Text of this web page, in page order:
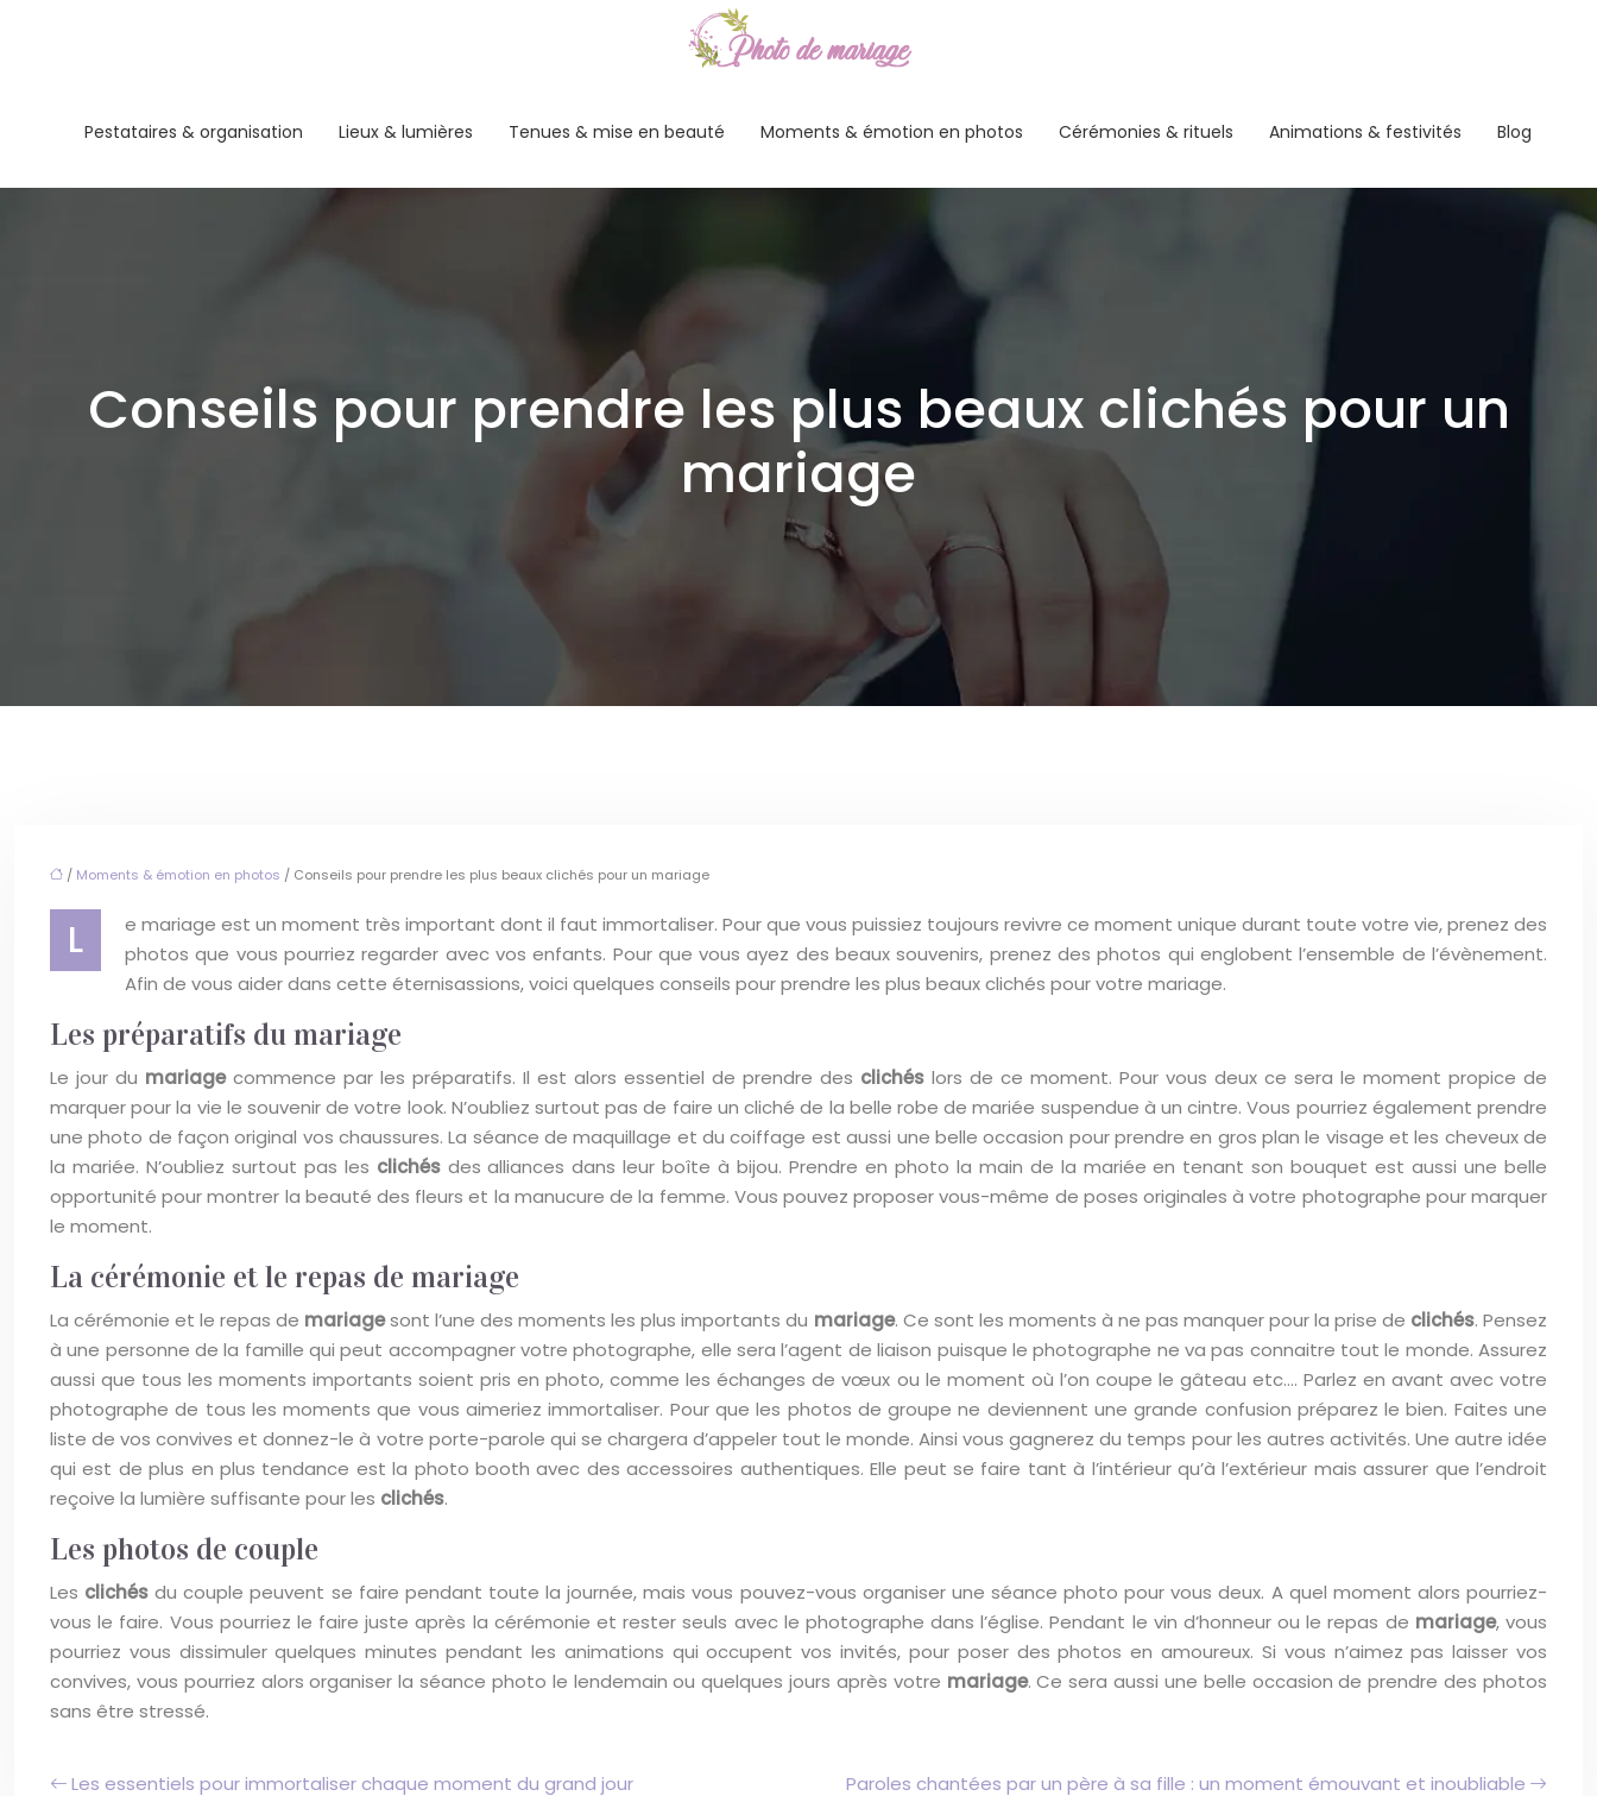
Pestataires & organisation Lieux & lumières Tenues & mise en beauté Moments & émotion en photos Cérémonies & rituels Animations & festivités Blog
Conseils pour prendre les plus beaux clichés pour un
mariage
/ Moments & émotion en photos / Conseils pour prendre les plus beaux clichés pour un mariage
L
e mariage est un moment très important dont il faut immortaliser. Pour que vous puissiez toujours revivre ce moment unique durant toute votre vie, prenez des
photos que vous pourriez regarder avec vos enfants. Pour que vous ayez des beaux souvenirs, prenez des photos qui englobent l’ensemble de l’évènement.
Afin de vous aider dans cette éternisassions, voici quelques conseils pour prendre les plus beaux clichés pour votre mariage.
Les préparatifs du mariage
Le jour du mariagecommence par les préparatifs. Il est alors essentiel de prendre des clichés lors de ce moment. Pour vous deux ce sera le moment propice de
marquer pour la vie le souvenir de votre look. N’oubliez surtout pas de faire un cliché de la belle robe de mariée suspendue à un cintre. Vous pourriez également prendre
une photo de façon original vos chaussures. La séance de maquillage et du coiffage est aussi une belle occasion pour prendre en gros plan le visage et les cheveux de
la mariée. N’oubliez surtout pas les clichésdes alliances dans leur boîte à bijou. Prendre en photo la main de la mariée en tenant son bouquet est aussi une belle
opportunité pour montrer la beauté des fleurs et la manucure de la femme. Vous pouvez proposer vous-même de poses originales à votre photographe pour marquer
le moment.
La cérémonie et le repas de mariage
La cérémonie et le repas de mariagesont l’une des moments les plus importants du mariage. Ce sont les moments à ne pas manquer pour la prise de clichés. Pensez
à une personne de la famille qui peut accompagner votre photographe, elle sera l’agent de liaison puisque le photographe ne va pas connaitre tout le monde. Assurez
aussi que tous les moments importants soient pris en photo, comme les échanges de vœux ou le moment où l’on coupe le gâteau etc…. Parlez en avant avec votre
photographe de tous les moments que vous aimeriez immortaliser. Pour que les photos de groupe ne deviennent une grande confusion préparez le bien. Faites une
liste de vos convives et donnez-le à votre porte-parole qui se chargera d’appeler tout le monde. Ainsi vous gagnerez du temps pour les autres activités. Une autre idée
qui est de plus en plus tendance est la photo booth avec des accessoires authentiques. Elle peut se faire tant à l’intérieur qu’à l’extérieur mais assurer que l’endroit
reçoive la lumière suffisante pour les clichés.
Les photos de couple
Les clichés du couple peuvent se faire pendant toute la journée, mais vous pouvez-vous organiser une séance photo pour vous deux. A quel moment alors pourriez-
vous le faire. Vous pourriez le faire juste après la cérémonie et rester seuls avec le photographe dans l’église. Pendant le vin d’honneur ou le repas de mariage, vous
pourriez vous dissimuler quelques minutes pendant les animations qui occupent vos invités, pour poser des photos en amoureux. Si vous n’aimez pas laisser vos
convives, vous pourriez alors organiser la séance photo le lendemain ou quelques jours après votre mariage. Ce sera aussi une belle occasion de prendre des photos
sans être stressé.
Les essentiels pour immortaliser chaque moment du grand jour Paroles chantées par un père à sa fille : un moment émouvant et inoubliable